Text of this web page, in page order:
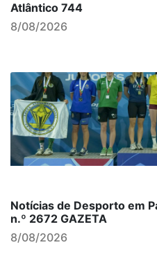
Atlântico 744
8/08/2026
Notícias de Desporto em
n.º 2672 GAZETA
8/08/2026